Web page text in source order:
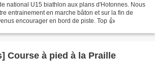
national U15 biathlon aux plans d'Hotonnes. Nous
entrainement en marche bâton et sur la fin de
encourager en bord de piste. Top 👍
Course à pied à la Praille